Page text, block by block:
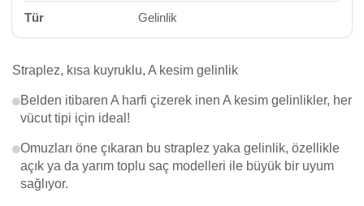
Tür Gelinlik
Straplez, kısa kuyruklu, A kesim gelinlik
Belden itibaren A harfi çizerek inen A kesim gelinlikler, her
vücut tipi için ideal!
Omuzları öne çıkaran bu straplez yaka gelinlik, özellikle
açık ya da yarım toplu saç modelleri ile büyük bir uyum
sağlıyor.